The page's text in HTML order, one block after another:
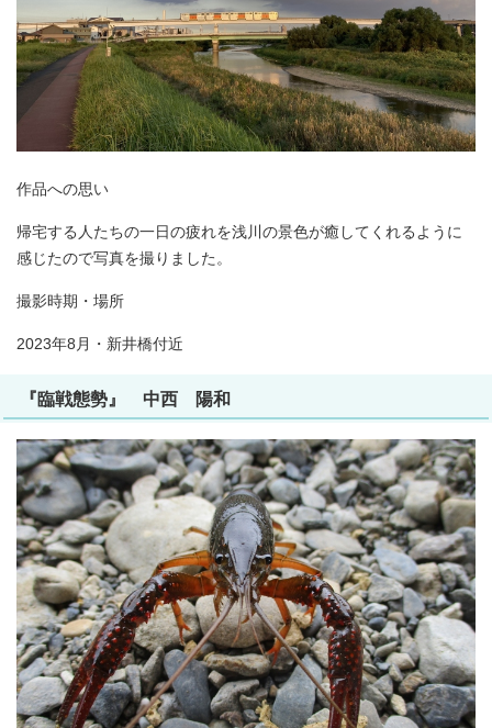
作品への思い
帰宅する人たちの一日の疲れを浅川の景色が癒してくれるように
感じたので写真を撮りました。
撮影時期・場所
2023年8月・新井橋付近
『臨戦態勢』 中西 陽和